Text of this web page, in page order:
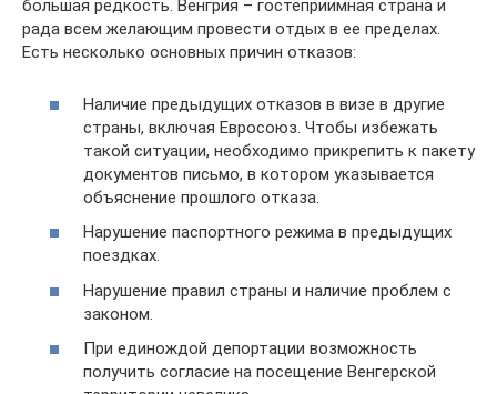
большая редкость. Венгрия – гостеприимная страна и
рада всем желающим провести отдых в ее пределах.
Есть несколько основных причин отказов:
Наличие предыдущих отказов в визе в другие
страны, включая Евросоюз. Чтобы избежать
такой ситуации, необходимо прикрепить к пакету
документов письмо, в котором указывается
объяснение прошлого отказа.
Нарушение паспортного режима в предыдущих
поездках.
Нарушение правил страны и наличие проблем с
законом.
При единождой депортации возможность
получить согласие на посещение Венгерской